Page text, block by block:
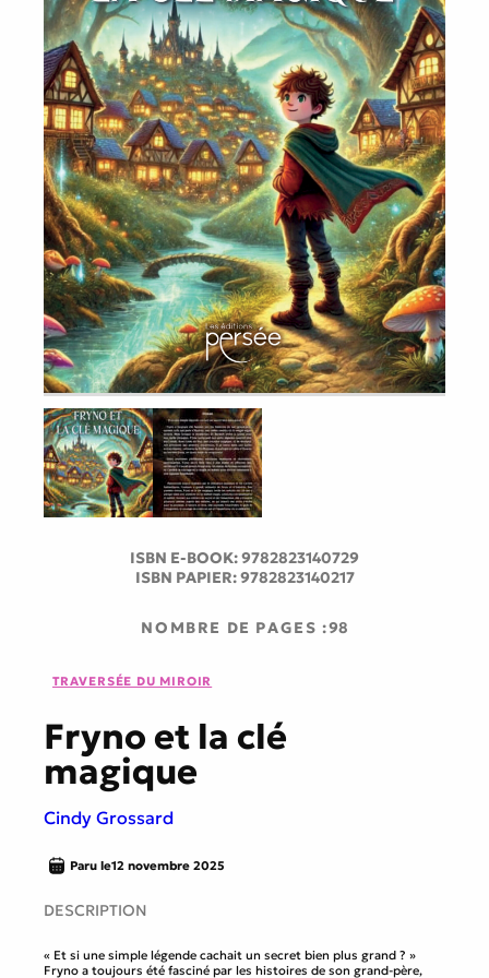
ISBN E-BOOK:9782823140729
ISBN PAPIER:9782823140217
NOMBRE DE PAGES :98
TRAVERSÉE DU MIROIR
Fryno et la clé
magique
Cindy Grossard
Paru le12 novembre 2025
DESCRIPTION
« Et si une simple légende cachait un secret bien plus grand ? »
Fryno a toujours été fasciné par les histoires de son grand-père,